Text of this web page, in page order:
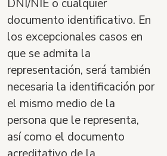
DNI/NIE o cualquier
documento identificativo. En
los excepcionales casos en
que se admita la
representación, será también
necesaria la identificación por
el mismo medio de la
persona que le representa,
asícomo el documento